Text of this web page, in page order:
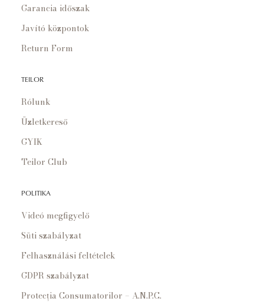
Garancia időszak
Javító központok
Return Form
TEILOR
Rólunk
Üzletkereső
GYIK
Teilor Club
POLITIKA
Videó megfigyelő
Süti szabályzat
Felhasználási feltételek
GDPR szabályzat
Protecția Consumatorilor – A.N.P.C.